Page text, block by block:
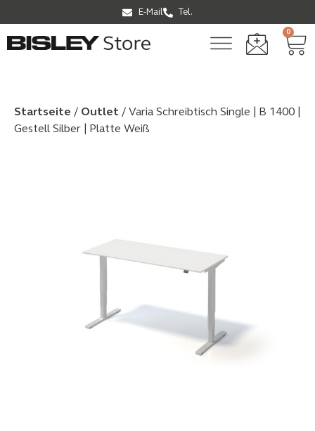
E-Mail Tel.
0
Startseite / Outlet / Varia Schreibtisch Single | B 1400 |
Gestell Silber | Platte Weiß